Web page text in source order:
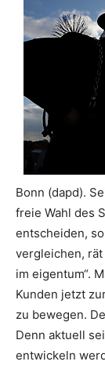
Bonn (dapd).
freie Wahl des
entscheiden,
vergleichen,
im eigentum“.
Kunden jetzt
zu bewegen.
Denn aktuell
entwickeln